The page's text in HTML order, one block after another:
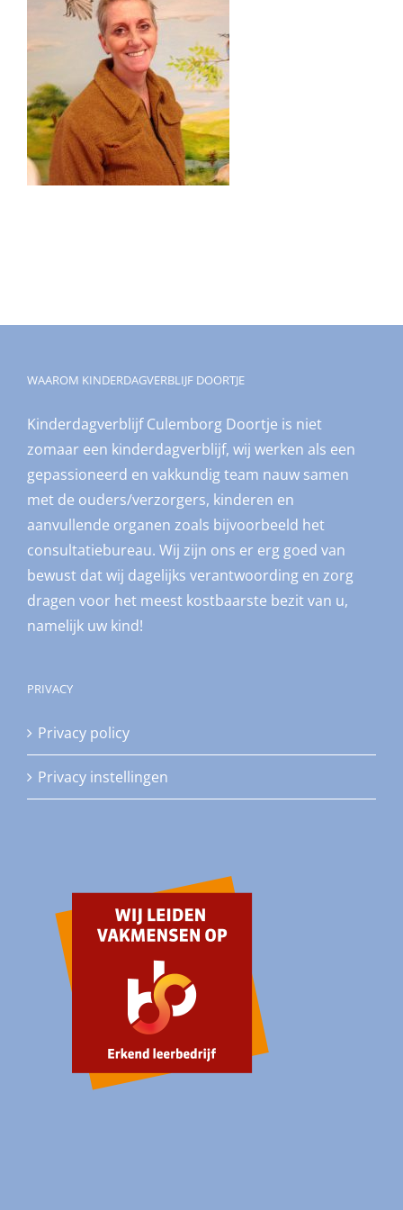
WAAROM KINDERDAGVERBLIJF DOORTJE
Kinderdagverblijf Culemborg Doortje is niet
zomaar een kinderdagverblijf, wij werken als een
gepassioneerd en vakkundig team nauw samen
met de ouders/verzorgers, kinderen en
aanvullende organen zoals bijvoorbeeld het
consultatiebureau. Wij zijn ons er erg goed van
bewust dat wij dagelijks verantwoording en zorg
dragen voor het meest kostbaarste bezit van u,
namelijk uw kind!
PRIVACY
Privacy policy
Privacy instellingen